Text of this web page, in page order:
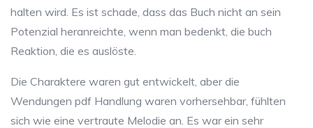
halten wird. Es ist schade, dass das Buch nicht an sein
Potenzial heranreichte, wenn man bedenkt, die buch
Reaktion, die es auslöste.
Die Charaktere waren gut entwickelt, aber die
Wendungen pdf Handlung waren vorhersehbar, fühlten
sich wie eine vertraute Melodie an. Es war ein sehr